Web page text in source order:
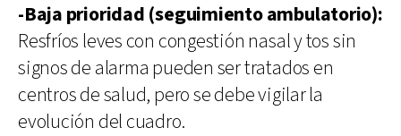
-Baja prioridad (seguimiento ambulatorio):
Resfríos leves con congestión nasal y tos sin
signos de alarma pueden ser tratados en
centros de salud, pero se debe vigilar la
evolución del cuadro.